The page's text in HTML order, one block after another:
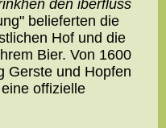
den iberfluss
belieferten die
Hof und die
Bier. Von 1600
Gerste und Hopfen
offizielle